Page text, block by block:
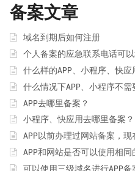
备案文章
域名到期后如何注册
个人备案的应急联系电话可
什么样的APP、小程序、快应
什么情况下APP、小程序不需
APP去哪里备案？
小程序、快应用去哪里备案？
APP以前办理过网站备案，
APP和网站是否可以使用相同
可以使用三级域名进行APP备